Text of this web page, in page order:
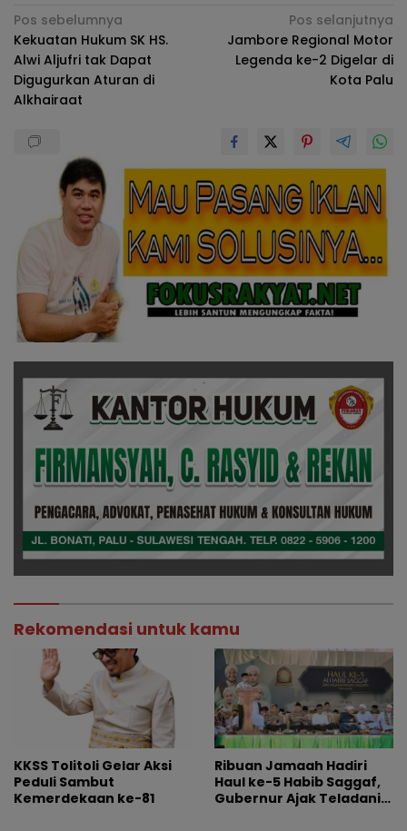
Navigasi
pos
Pos sebelumnya
Kekuatan Hukum SK HS.
Alwi Aljufri tak Dapat
Digugurkan Aturan di
Alkhairaat
Pos selanjutnya
Jambore Regional Motor
Legenda ke-2 Digelar di
Kota Palu
Rekomendasi untuk kamu
KKSS Tolitoli Gelar Aksi
Peduli Sambut
Kemerdekaan ke-81
Ribuan Jamaah Hadiri
Haul ke-5 Habib Saggaf,
Gubernur Ajak Teladani